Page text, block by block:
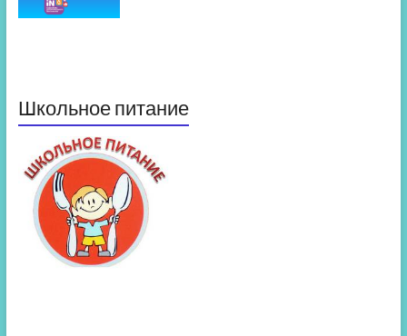
Школьное питание